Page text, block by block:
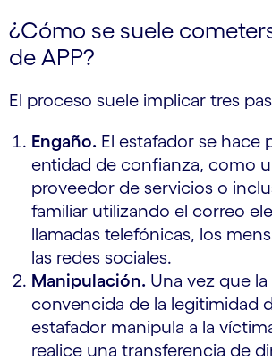
¿Cómo se suele
de APP?
El proceso suele implicar tres
Engaño. El estafador se hace
entidad de confianza, como
proveedor de servicios o
familiar utilizando el correo
llamadas telefónicas, los
las redes sociales.
Manipulación. Una vez que
convencida de la legitimidad
estafador manipula a la
realice una transferencia de